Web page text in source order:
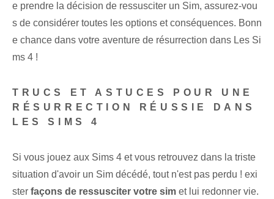
e prendre la décision de ressusciter un Sim, assurez-vou
s de considérer toutes les options et conséquences. Bonn
e chance dans votre aventure de résurrection dans Les Si
ms 4 !
TRUCS ET ASTUCES POUR UNE
RÉSURRECTION RÉUSSIE DANS
LES SIMS 4
Si vous jouez aux Sims 4 et vous retrouvez dans la triste
situation d'avoir un Sim décédé, tout n'est pas perdu ! exi
ster façons de ressusciter votre sim et lui redonner vie.